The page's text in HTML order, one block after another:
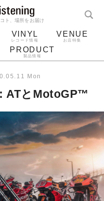
ト、場所をお届け
VINYL
レコード情報
VENUE
お店特集
PRODUCT
製品情報
Mon
ATとMotoGP™